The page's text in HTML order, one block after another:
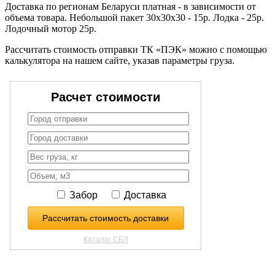
Доставка по регионам Беларуси платная - в зависимости от
объема товара. Небольшой пакет 30х30х30 - 15р. Лодка - 25р.
Лодочный мотор 25р.
Рассчитать стоимость отправки ТК «ПЭК» можно с помощью
калькулятора на нашем сайте, указав параметры груза.